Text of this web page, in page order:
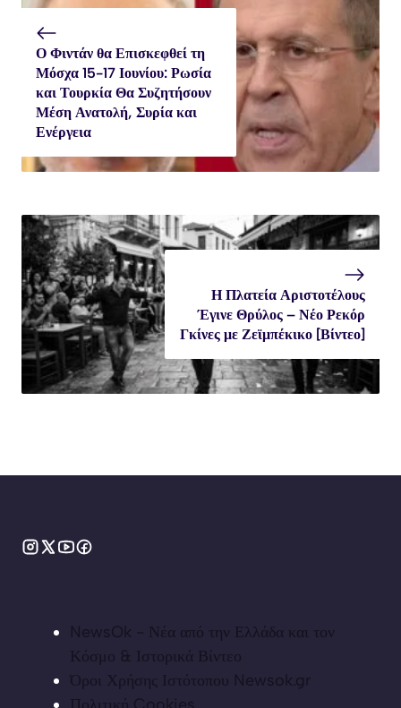
Ο Φιντάν θα Επισκεφθεί τη
Μόσχα 15-17 Ιουνίου: Ρωσία
και Τουρκία Θα Συζητήσουν
Μέση Ανατολή, Συρία και
Ενέργεια
Η Πλατεία Αριστοτέλους
Έγινε Θρύλος – Νέο Ρεκόρ
Γκίνες με Ζεϊμπέκικο [Βίντεο]
NewsOk - Νέα από την Ελλάδα και τον
Κόσμο & Ιστορικά Βίντεο
Όροι Χρήσης Ιστότοπου Newsok.gr